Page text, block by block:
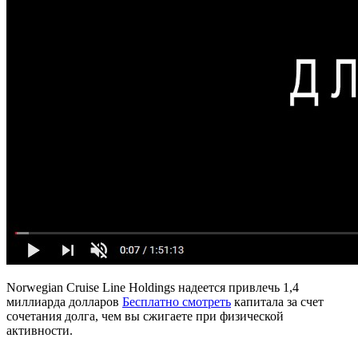
Norwegian Cruise Line Holdings надеется привлечь 1,4
миллиарда долларов Бесплатно смотреть капитала за счет
сочетания долга, чем вы сжигаете при физической
активности.